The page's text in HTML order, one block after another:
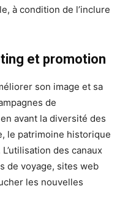
à condition de l’inclure
et promotion
son image et sa
de
avant la diversité des
le patrimoine historique
des canaux
de voyage, sites web
les nouvelles